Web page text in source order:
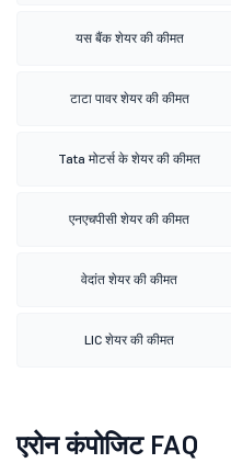
यस बैंक शेयर की कीमत
टाटा पावर शेयर की कीमत
Tata मोटर्स के शेयर की कीमत
एनएचपीसी शेयर की कीमत
वेदांत शेयर की कीमत
LIC शेयर की कीमत
एरोन कंपोजिट FAQ